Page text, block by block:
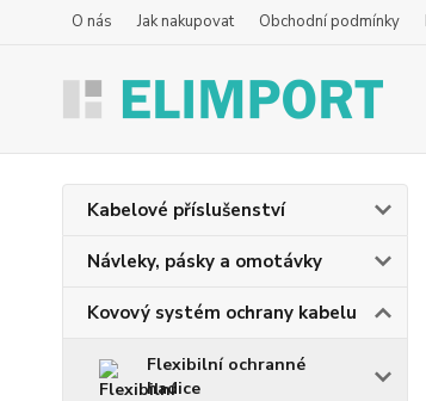
O nás Jak nakupovat Obchodní podmínky
Kabelové příslušenství
Návleky, pásky a omotávky
Kovový systém ochrany kabelu
Flexibilní ochranné
hadice